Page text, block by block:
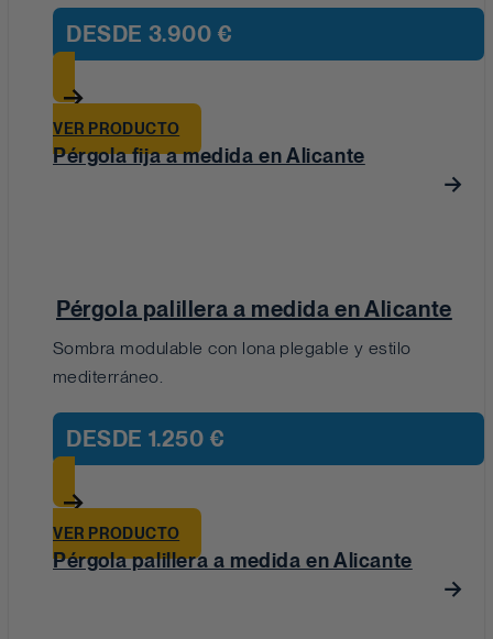
DESDE 3.900 €
VER PRODUCTO
Pérgola fija a medida en Alicante
Pérgola palillera a medida en Alicante
Sombra modulable con lona plegable y estilo
mediterráneo.
DESDE 1.250 €
VER PRODUCTO
Pérgola palillera a medida en Alicante